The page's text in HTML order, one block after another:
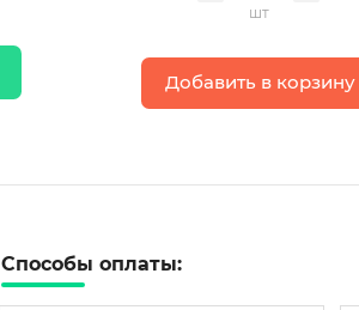
шт
Добавить в корзину
Способы оплаты: